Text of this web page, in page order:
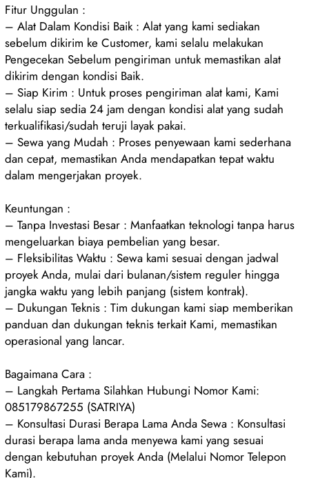
Fitur Unggulan :
– Alat Dalam Kondisi Baik : Alat yang kami sediakan
sebelum dikirim ke Customer, kami selalu melakukan
Pengecekan Sebelum pengiriman untuk memastikan alat
dikirim dengan kondisi Baik.
– Siap Kirim : Untuk proses pengiriman alat kami, Kami
selalu siap sedia 24 jam dengan kondisi alat yang sudah
terkualifikasi/sudah teruji layak pakai.
– Sewa yang Mudah : Proses penyewaan kami sederhana
dan cepat, memastikan Anda mendapatkan tepat waktu
dalam mengerjakan proyek.
Keuntungan :
– Tanpa Investasi Besar : Manfaatkan teknologi tanpa harus
mengeluarkan biaya pembelian yang besar.
– Fleksibilitas Waktu : Sewa kami sesuai dengan jadwal
proyek Anda, mulai dari bulanan/sistem reguler hingga
jangka waktu yang lebih panjang (sistem kontrak).
– Dukungan Teknis : Tim dukungan kami siap memberikan
panduan dan dukungan teknis terkait Kami, memastikan
operasional yang lancar.
Bagaimana Cara :
– Langkah Pertama Silahkan Hubungi Nomor Kami:
085179867255 (SATRIYA)
– Konsultasi Durasi Berapa Lama Anda Sewa : Konsultasi
durasi berapa lama anda menyewa kami yang sesuai
dengan kebutuhan proyek Anda (Melalui Nomor Telepon
Kami).